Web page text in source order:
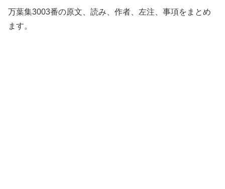
万葉集3003番の原文、読み、作者、左注、事項をまとめ
ます。